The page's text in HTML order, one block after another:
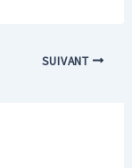
SUIVANT